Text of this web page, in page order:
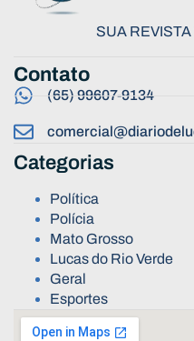
SUA
Contato
(65) 99607-9134
Categorias
Política
Polícia
Mato Grosso
Lucas do Rio Verde
Geral
Esportes